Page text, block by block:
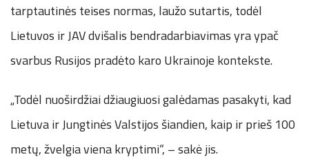
tarptautinės teises normas, laužo sutartis, todėl
Lietuvos ir JAV dvišalis bendradarbiavimas yra ypač
svarbus Rusijos pradėto karo Ukrainoje kontekste.
„Todėl nuoširdžiai džiaugiuosi galėdamas pasakyti, kad
Lietuva ir Jungtinės Valstijos šiandien, kaip ir prieš 100
metų, žvelgia viena kryptimi“, – sakė jis.